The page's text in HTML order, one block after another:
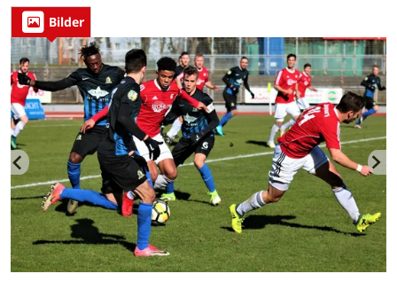
Bilder